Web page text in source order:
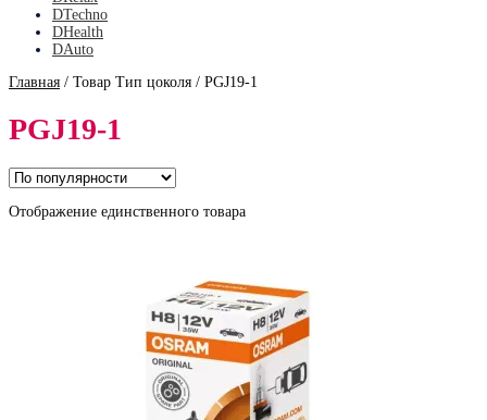
DTechno
DHealth
DAuto
Главная / Товар Тип цоколя / PGJ19-1
PGJ19-1
Отображение единственного товара